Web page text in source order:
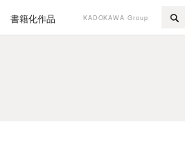
書籍化作品 KADOKAWA Group